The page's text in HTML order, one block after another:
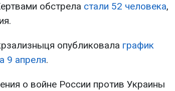
обстрела стали 52 человека,
опубликовала график
9 апреля.
о войне России против Украины